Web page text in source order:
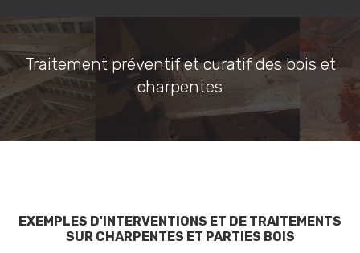
Traitement préventif et curatif des bois et
charpentes
EXEMPLES D'INTERVENTIONS ET DE TRAITEMENTS
SUR CHARPENTES ET PARTIES BOIS